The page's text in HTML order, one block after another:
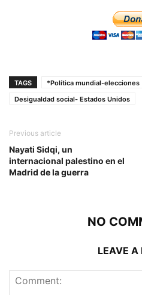
TAGS *Política mundial-elecciones
Desigualdad social- Estados Unidos
Previous article
Nayati Sidqi, un
internacional palestino en el
Madrid de la guerra
NO
LEAVE A